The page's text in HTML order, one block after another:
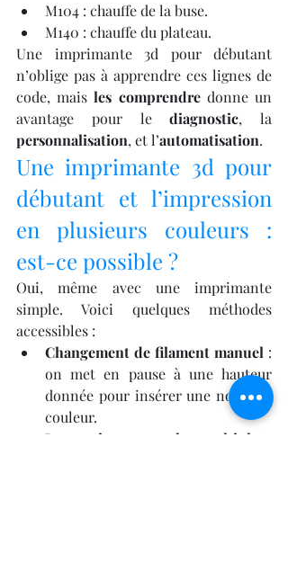
M104 : chauffe de la buse.
M140 : chauffe du plateau.
Une imprimante 3d pour débutant
n’oblige pas à apprendre ces lignes de
code, mais les comprendre donne un
avantage pour le diagnostic
personnalisation, et l’automatisation.
Une imprimante 3d pour
débutant et l’impression
en plusieurs couleurs :
est-ce possible ?
Oui, même avec une imprimante
simple. Voici quelques méthodes
accessibles :
Changement de filament manuel :
on met en pause à une hauteur
donnée pour insérer une nouvelle
couleur.
Impression en couches multiples